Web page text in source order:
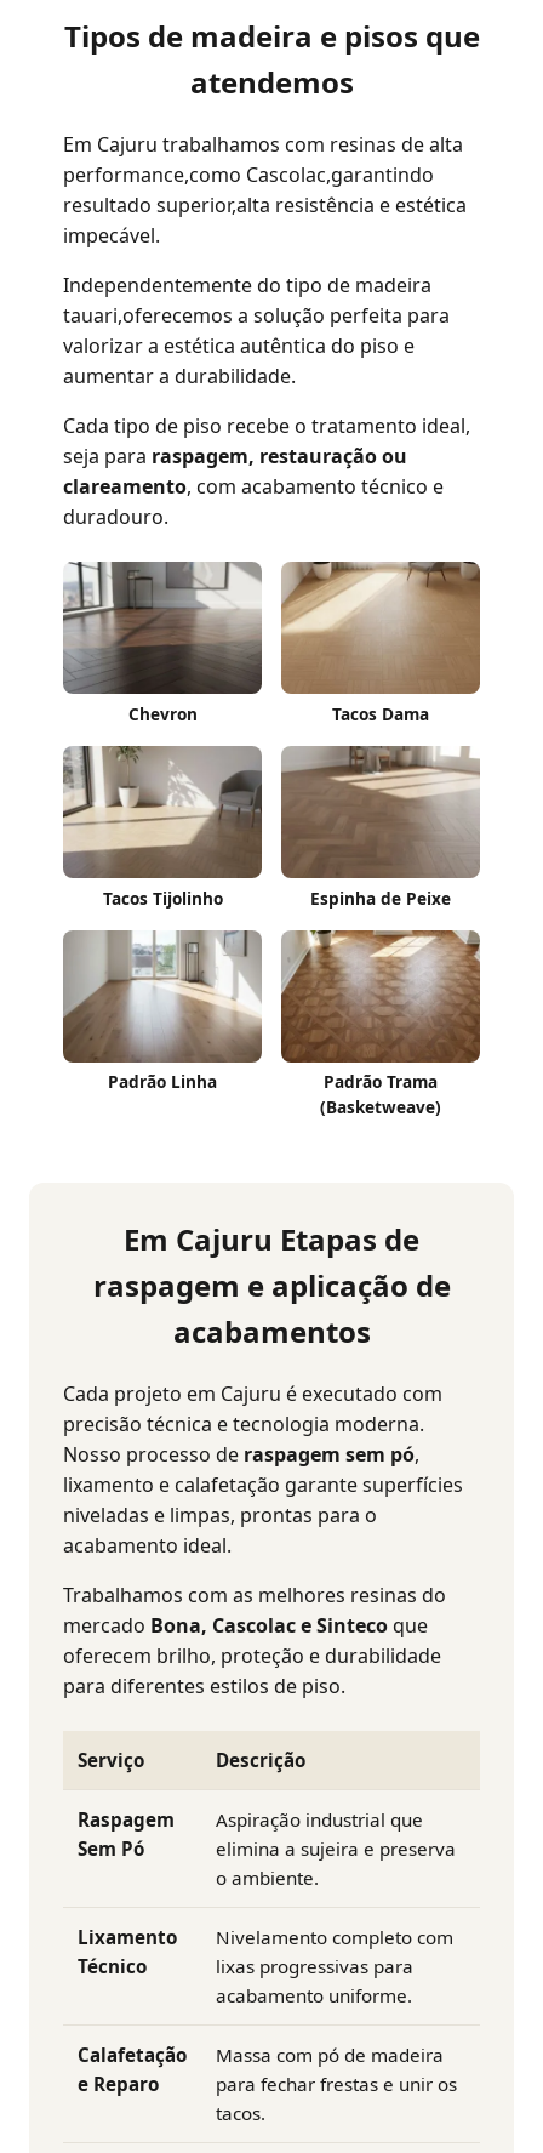
Tipos de madeira e pisos que
atendemos
Em Cajuru trabalhamos com resinas de alta
performance,como Cascolac,garantindo
resultado superior,alta resistência e estética
impecável.
Independentemente do tipo de madeira
tauari,oferecemos a solução perfeita para
valorizar a estética autêntica do piso e
aumentar a durabilidade.
Cada tipo de piso recebe o tratamento ideal,
seja para raspagem, restauração ou
clareamento, com acabamento técnico e
duradouro.
Chevron Tacos Dama
Tacos Tijolinho Espinha de Peixe
Padrão Linha
Padrão Trama
(Basketweave)
Em Cajuru Etapas de
raspagem e aplicação de
acabamentos
Cada projeto em Cajuru é executado com
precisão técnica e tecnologia moderna.
Nosso processo de raspagem sem pó,
lixamento e calafetação garante superfícies
niveladas e limpas, prontas para o
acabamento ideal.
Trabalhamos com as melhores resinas do
mercado Bona, Cascolac e Sintecoque
oferecem brilho, proteção e durabilidade
para diferentes estilos de piso.
Serviço Descrição
Raspagem
Sem Pó
Aspiração industrial que
elimina a sujeira e preserva
o ambiente.
Lixamento
Técnico
Nivelamento completo com
lixas progressivas para
acabamento uniforme.
Calafetação
e Reparo
Massa com pó de madeira
para fechar frestas e unir os
tacos.